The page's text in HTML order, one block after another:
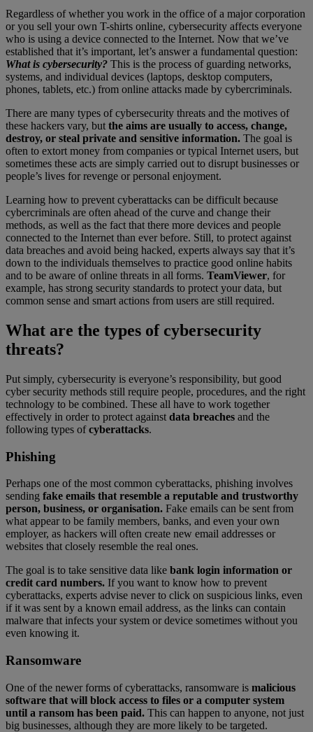
Regardless of whether you work in the office of a major corporation
or you sell your own T-shirts online, cybersecurity affects everyone
who is using a device connected to the Internet. Now that we’ve
established that it’s important, let’s answer a fundamental question:
What is cybersecurity? This is the process of guarding networks,
systems, and individual devices (laptops, desktop computers,
phones, tablets, etc.) from online attacks made by cybercriminals.
There are many types of cybersecurity threats and the motives of
these hackers vary, but the aims are usually to access, change,
destroy, or steal private and sensitive information. The goal is
often to extort money from companies or typical Internet users, but
sometimes these acts are simply carried out to disrupt businesses or
people’s lives for revenge or personal enjoyment.
Learning how to prevent cyberattacks can be difficult because
cybercriminals are often ahead of the curve and change their
methods, as well as the fact that there more devices and people
connected to the Internet than ever before. Still, to protect against
data breaches and avoid being hacked, experts always say that it’s
down to the individuals themselves to practice good online habits
and to be aware of online threats in all forms. TeamViewer, for
example, has strong security standards to protect your data, but
common sense and smart actions from users are still required.
What are the types of cybersecurity
threats?
Put simply, cybersecurity is everyone’s responsibility, but good
cyber security methods still require people, procedures, and the right
technology to be combined. These all have to work together
effectively in order to protect against data breaches and the
following types ofcyberattacks.
Phishing
Perhaps one of the most common cyberattacks, phishing involves
sending fake emails that resemble a reputable and trustworthy
person, business, or organisation. Fake emails can be sent from
what appear to be family members, banks, and even your own
employer, as hackers will often create new email addresses or
websites that closely resemble the real ones.
The goal is to take sensitive data like bank login information or
credit card numbers. If you want to know how to prevent
cyberattacks, experts advise never to click on suspicious links, even
if it was sent by a known email address, as the links can contain
malware that infects your system or device sometimes without you
even knowing it.
Ransomware
One of the newer forms of cyberattacks, ransomware is malicious
software that will block access to files or a computer system
until a ransom has been paid. This can happen to anyone, not just
big businesses, although they are more likely to be targeted.